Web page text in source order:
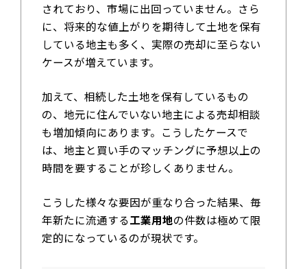
されており、市場に出回っていません。さら
に、将来的な値上がりを期待して土地を保有
している地主も多く、実際の売却に至らない
ケースが増えています。
加えて、相続した土地を保有しているもの
の、地元に住んでいない地主による売却相談
も増加傾向にあります。こうしたケースで
は、地主と買い手のマッチングに予想以上の
時間を要することが珍しくありません。
こうした様々な要因が重なり合った結果、毎
年新たに流通する工業用地の件数は極めて限
定的になっているのが現状です。